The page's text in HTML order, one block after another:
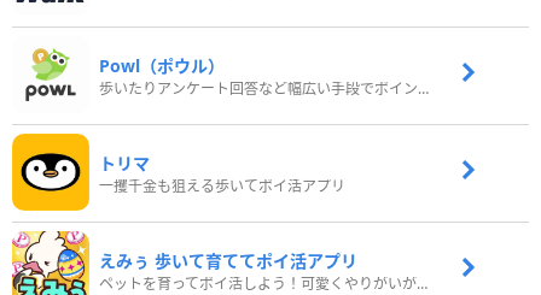
Powl（ポウル）
歩いたりアンケート回答など幅広い手段でポイントをゲット
トリマ
一攫千金も狙える歩いてポイ活アプリ
えみぅ 歩いて育ててポイ活アプリ
ペットを育ってポイ活しよう！可愛くやりがいがある新感覚アプリ